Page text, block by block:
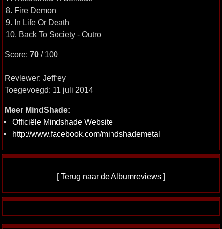
8. Fire Demon
9. In Life Or Death
10. Back To Society - Outro
Score: 70 / 100
Reviewer: Jeffrey
Toegevoegd: 11 juli 2014
Meer MindShade:
Officiële Mindshade Website
http://www.facebook.com/mindshademetal
[Terug naar de Albumreviews ]